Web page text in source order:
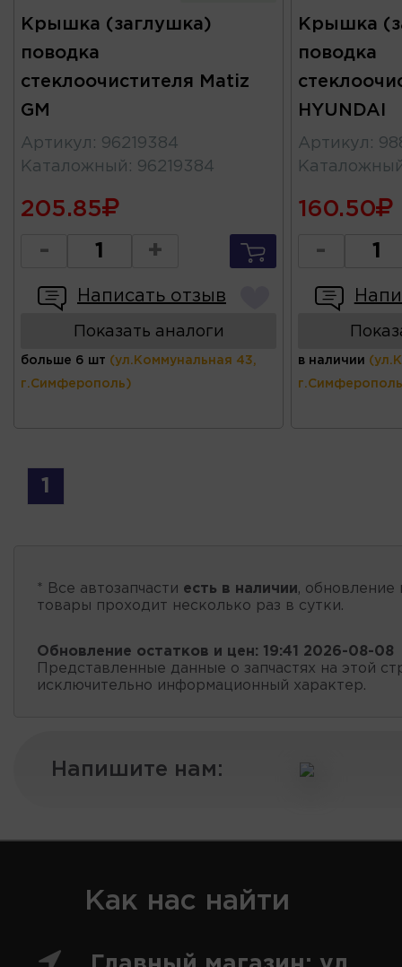
Крышка (заглушка)
поводка
стеклоочистителя Matiz
GM
Артикул : 96219384
Каталожный : 96219384
205.85
- +
Написать отзыв
Показать аналоги
больше 6 шт (ул.Коммунальная 43,
г.Симферополь)
Крышка
поводка
HYUNDAI
Артикул :
160.50
-
в наличии
1
* Все автозапчасти есть в наличии, обновление
товары проходит несколько раз в сутки.
Обновление остатков и цен: 19:41 2026-08-08
Представленные данные о запчастях на этой
исключительно информационный характер.
Напишите нам:
Как нас найти